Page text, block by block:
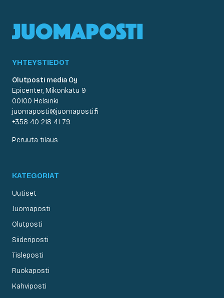
YHTEYSTIEDOT
Olutposti media Oy
Epicenter, Mikonkatu 9
00100 Helsinki
juomaposti@juomaposti.fi
+358 40 218 41 79
Peruuta tilaus
KATEGORIAT
Uutiset
Juomaposti
Olutposti
Siideriposti
Tisleposti
Ruokaposti
Kahviposti